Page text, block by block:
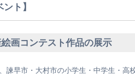
ント】
絵画コンテスト作品の展示
諫早市・大村市の小学生・中学生・高